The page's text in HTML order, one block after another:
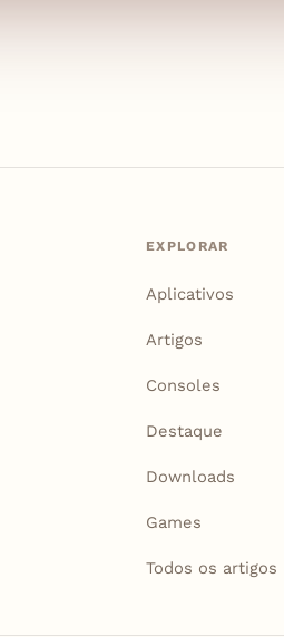
EXPLORAR
Aplicativos
Artigos
Consoles
Destaque
Downloads
Games
Todos os artigos